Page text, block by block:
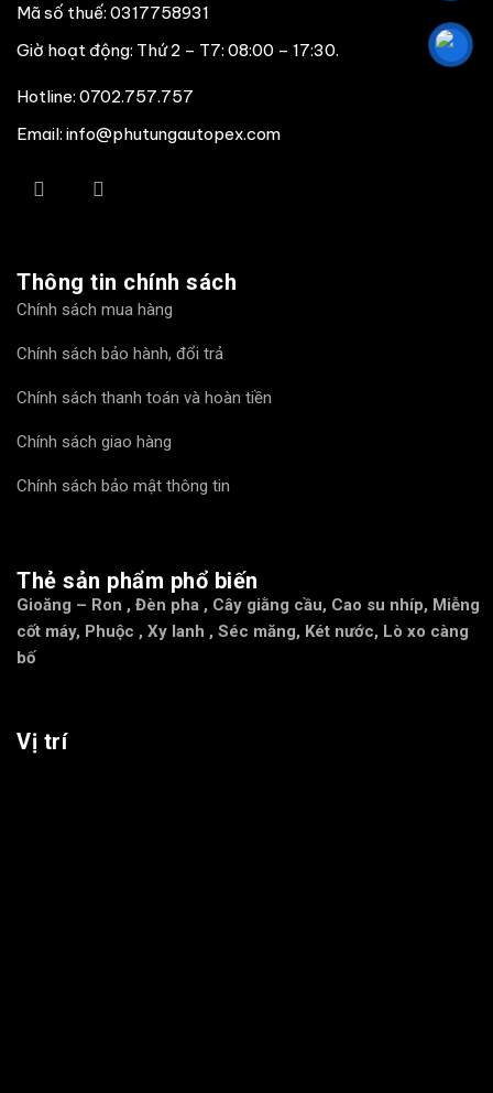
Mã số thuế: 0317758931
Giờ hoạt động: Thứ 2 – T7: 08:00 – 17:30.
Hotline: 0702.757.757
Email: info@phutungautopex.com
Thông tin chính sách
Chính sách mua hàng
Chính sách bảo hành, đổi trả
Chính sách thanh toán và hoàn tiền
Chính sách giao hàng
Chính sách bảo mật thông tin
Thẻ sản phẩm phổ biến
Gioăng – Ron , Đèn pha , Cây giằng cầu, Cao su nhíp, Miễng
cốt máy, Phuộc , Xy lanh , Séc măng, Két nước, Lò xo càng
bố
Vị trí